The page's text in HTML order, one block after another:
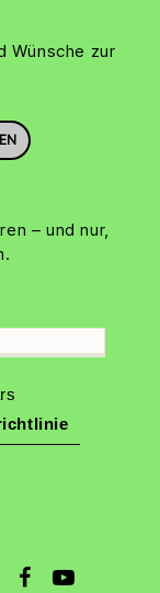
Wünsche zur
– und nur,